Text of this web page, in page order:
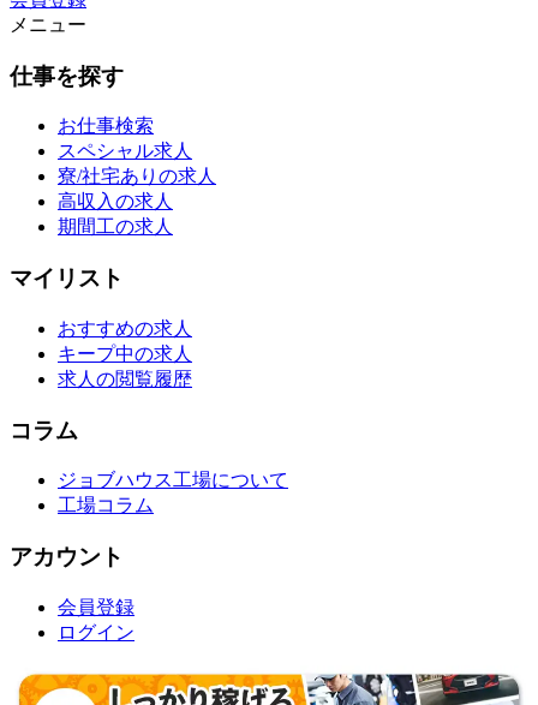
メニュー
仕事を探す
お仕事検索
スペシャル求人
寮/社宅ありの求人
高収入の求人
期間工の求人
マイリスト
おすすめの求人
キープ中の求人
求人の閲覧履歴
コラム
ジョブハウス工場について
工場コラム
アカウント
会員登録
ログイン